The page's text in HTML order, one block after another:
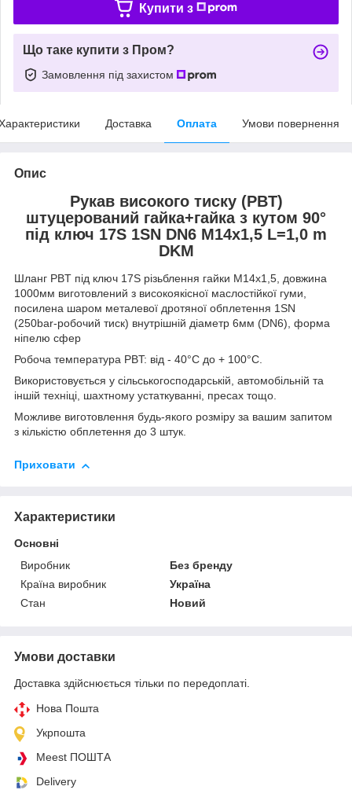
Купити з
Що таке купити з Пром?
Замовлення під захистом
Доставка Оплата Умови повернення
Опис
Рукав високого тиску (РВT)
штуцерований гайка+гайка з кутом 90°
під ключ 17S 1SN DN6 М14х1,5 L=1,0 m
DKM
Шланг РВT під ключ 17S різьблення гайки М14х1,5, довжина
1000мм виготовлений з високоякісної маслостійкої гуми,
посилена шаром металевої дротяної обплетення 1SN
(250bar-робочий тиск) внутрішній діаметр 6мм (DN6), форма
ніпелю сфер
Робоча температура РВT: від - 40°С до + 100°С.
Використовується у сільськогосподарській, автомобільній та
іншій техніці, шахтному устаткуванні, пресах тощо.
Можливе виготовлення будь-якого розміру за вашим запитом
з кількістю обплетення до 3 штук.
Приховати
Характеристики
Основні
Виробник
Без бренду
Країна виробник
Україна
Стан
Новий
Умови доставки
Доставка здійснюється тільки по передоплаті.
Нова Пошта
Укрпошта
Meest ПОШТА
Delivery